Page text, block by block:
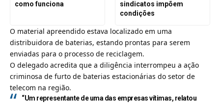
como funciona
sindicatos impõem
condições
O material apreendido estava localizado em uma
distribuidora de baterias, estando prontas para serem
enviadas para o processo de reciclagem.
O delegado acredita que a diligência interrompeu a ação
criminosa de furto de baterias estacionárias do setor de
telecom na região.
“Um representante de uma das empresas vítimas, relatou